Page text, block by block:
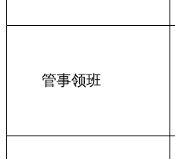
管事领班